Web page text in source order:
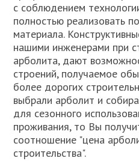
с соблюдением
полностью реализовать
материала.
нашими инженерами при
арболита, дают
строений, получаемое
более дорогих
выбрали арболит и
для сезонного
проживания, то Вы
соотношение "цена
строительства".